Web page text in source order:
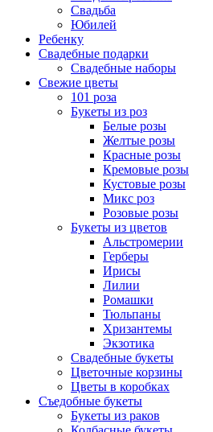
Свадьба
Юбилей
Ребенку
Свадебные подарки
Свадебные наборы
Свежие цветы
101 роза
Букеты из роз
Белые розы
Желтые розы
Красные розы
Кремовые розы
Кустовые розы
Микс роз
Розовые розы
Букеты из цветов
Альстромерии
Герберы
Ириcы
Лилии
Ромашки
Тюльпаны
Хризантемы
Экзотика
Свадебные букеты
Цветочные корзины
Цветы в коробках
Съедобные букеты
Букеты из раков